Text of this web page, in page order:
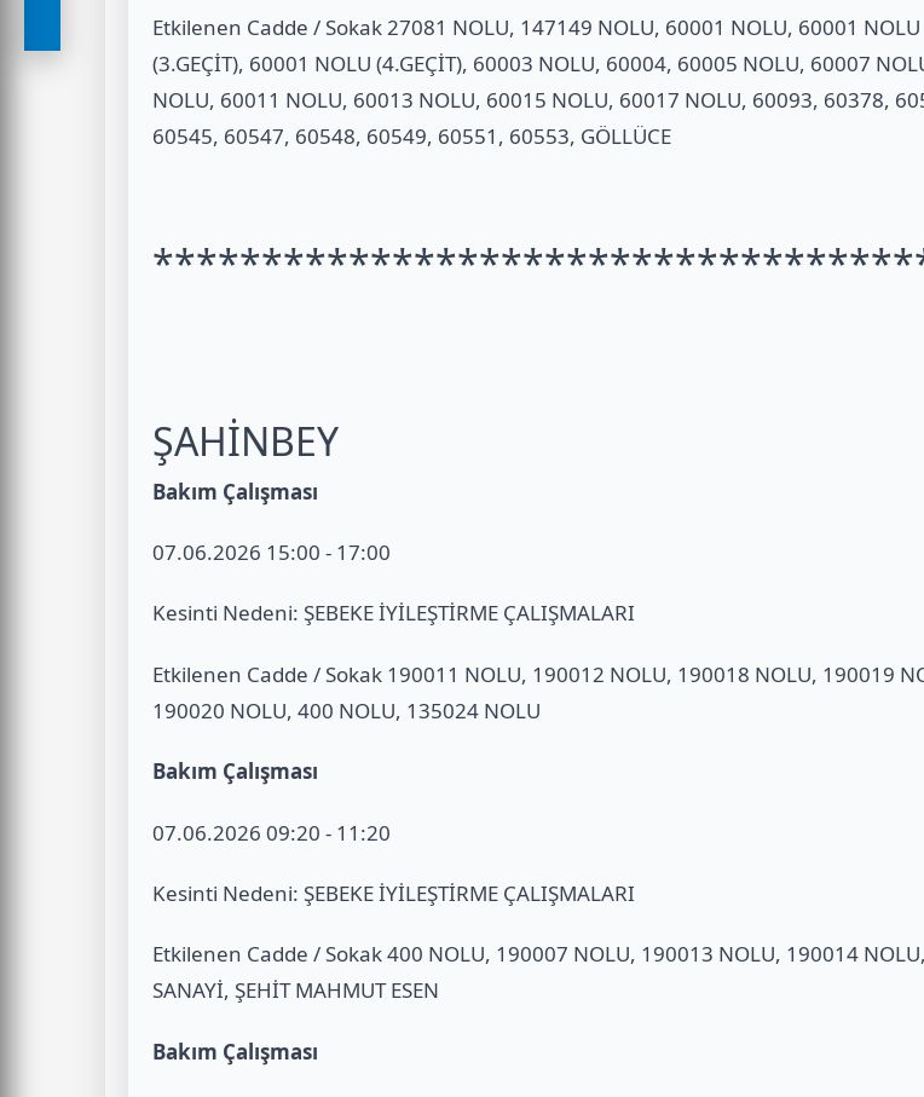
Etkilenen Cadde / Sokak 27081 NOLU, 147149 NOLU, 60001 NOLU, 60001 NOLU
(3.GEÇİT), 60001 NOLU (4.GEÇİT), 60003 NOLU, 60004, 60005 NOLU, 60007
NOLU, 60011 NOLU, 60013 NOLU, 60015 NOLU, 60017 NOLU, 60093, 60378,
60545, 60547, 60548, 60549, 60551, 60553, GÖLLÜCE
ŞAHİNBEY
Bakım Çalışması
07.06.2026 15:00 - 17:00
Kesinti Nedeni: ŞEBEKE İYİLEŞTİRME ÇALIŞMALARI
Etkilenen Cadde / Sokak 190011 NOLU, 190012 NOLU, 190018 NOLU, 190019
190020 NOLU, 400 NOLU, 135024 NOLU
Bakım Çalışması
07.06.2026 09:20 - 11:20
Kesinti Nedeni: ŞEBEKE İYİLEŞTİRME ÇALIŞMALARI
Etkilenen Cadde / Sokak 400 NOLU, 190007 NOLU, 190013 NOLU, 190014
SANAYİ, ŞEHİT MAHMUT ESEN
Bakım Çalışması